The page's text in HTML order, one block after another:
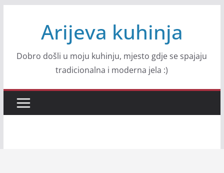
Arijeva kuhinja
Dobro došli u moju kuhinju, mjesto gdje se spajaju
tradicionalna i moderna jela :)